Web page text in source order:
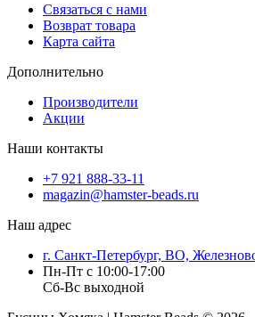
Связаться с нами
Возврат товара
Карта сайта
Дополнительно
Производители
Акции
Наши контакты
+7 921 888-33-11
magazin@hamster-beads.ru
Наш адрес
г. Санкт-Петербург, ВО,
Пн-Пт с 10:00-17:00
Сб-Вс выходной